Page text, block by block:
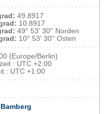
49.8917
10.8917
49° 53' 30'' Norden
10° 53' 30'' Osten
(Europe/Berlin)
: UTC +2:00
: UTC +1:00